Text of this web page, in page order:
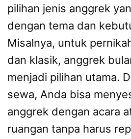
pilihan jenis anggrek
dengan tema dan
Misalnya, untuk
dan klasik, anggrek
menjadi pilihan utama.
sewa, Anda bisa
anggrek dengan acara
ruangan tanpa harus